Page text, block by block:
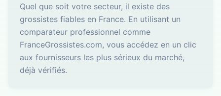
Quel que soit votre secteur, il existe des
grossistes fiables en France. En utilisant un
comparateur professionnel comme
FranceGrossistes.com, vous accédez en un clic
aux fournisseurs les plus sérieux du marché,
déjà vérifiés.